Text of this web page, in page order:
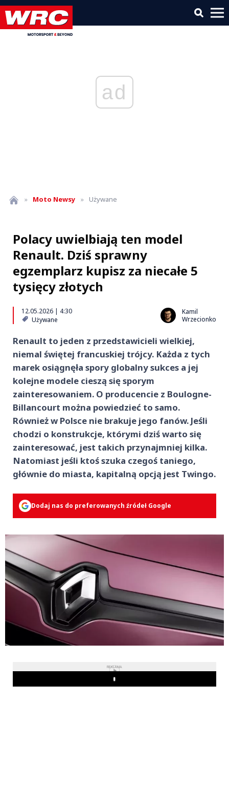
ad
» Moto Newsy » Używane
Polacy uwielbiają ten model
Renault. Dziś sprawny
egzemplarz kupisz za niecałe 5
tysięcy złotych
12.05.2026 | 4:30
Używane
Kamil
Wrzecionko
Renault to jeden z przedstawicieli wielkiej,
niemal świętej francuskiej trójcy. Każda z tych
marek osiągnęła spory globalny sukces a jej
kolejne modele cieszą się sporym
zainteresowaniem. O producencie z Boulogne-
Billancourt można powiedzieć to samo.
Również w Polsce nie brakuje jego fanów. Jeśli
chodzi o konstrukcje, którymi dziś warto się
zainteresować, jest takich przynajmniej kilka.
Natomiast jeśli ktoś szuka czegoś taniego,
głównie do miasta, kapitalną opcją jest Twingo.
Dodaj nas do preferowanych źródeł Google
REKLAMA
Play